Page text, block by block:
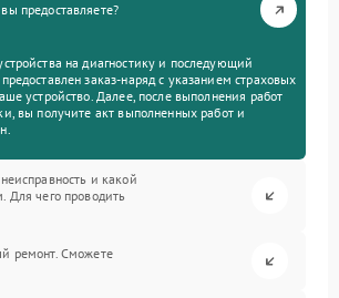
предоставляете?
на диагностику и последующий
заказ-наряд с указанием страховых
устройство. Далее, после выполнения работ
вы получите акт выполненных работ и
и какой
Для чего проводить
ремонт. Сможете